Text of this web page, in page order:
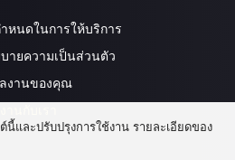
หนดในการให้บริการ
ายความเป็นส่วนตัว
งานของคุณ
นี้และปรับปรุงการใช้งาน รายละเอียดของ